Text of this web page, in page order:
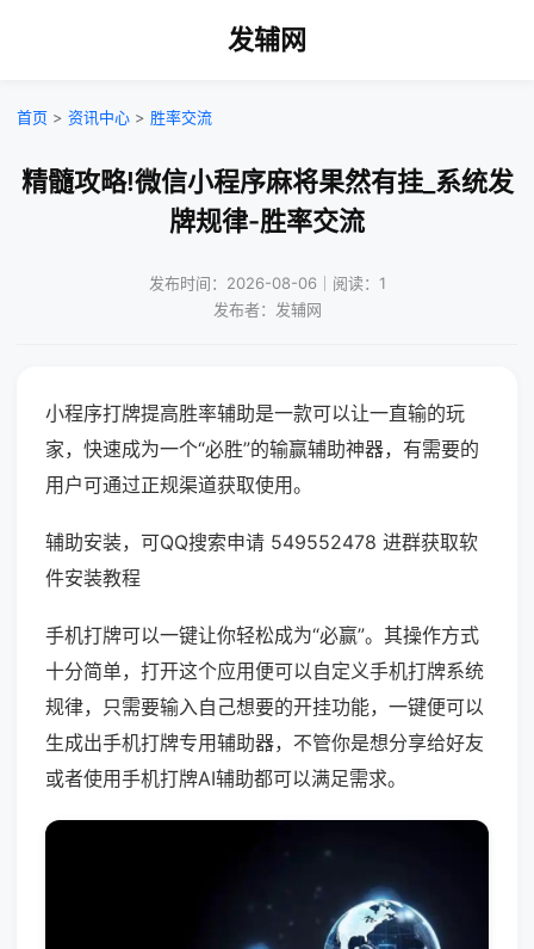
发辅网
首页 > 资讯中心 > 胜率交流
精髓攻略!微信小程序麻将果然有挂_系统发
牌规律-胜率交流
发布时间：2026-08-06｜阅读：1
发布者：发辅网
小程序打牌提高胜率辅助是一款可以让一直输的玩
家，快速成为一个“必胜”的输赢辅助神器，有需要的
用户可通过正规渠道获取使用。
辅助安装，可QQ搜索申请 549552478 进群获取软
件安装教程
手机打牌可以一键让你轻松成为“必赢”。其操作方式
十分简单，打开这个应用便可以自定义手机打牌系统
规律，只需要输入自己想要的开挂功能，一键便可以
生成出手机打牌专用辅助器，不管你是想分享给好友
或者使用手机打牌AI辅助都可以满足需求。